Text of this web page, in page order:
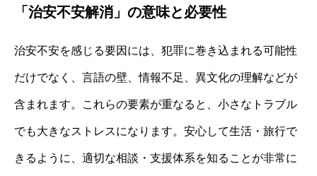
「治安不安解消」の意味と必要性
治安不安を感じる要因には、犯罪に巻き込まれる可能性
だけでなく、言語の壁、情報不足、異文化の理解などが
含まれます。これらの要素が重なると、小さなトラブル
でも大きなストレスになります。安心して生活・旅行で
きるように、適切な相談・支援体系を知ることが非常に